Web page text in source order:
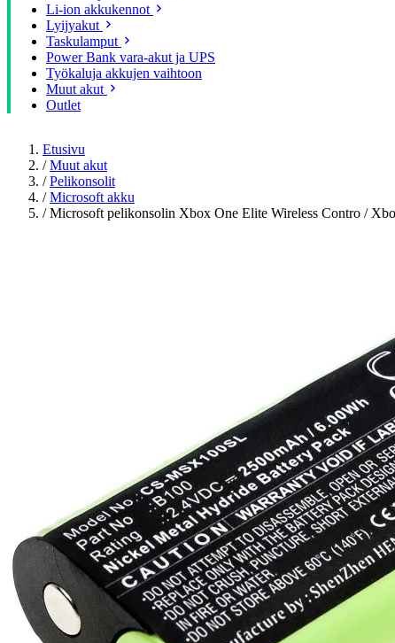
Li-ion akkukennot
Lyijyakut
Taskulamput
Power Bank vara-akut ja UPS
Työkaluja akkujen vaihtoon
Muut akut
Outlet
Etusivu
/ Muut akut
/ Pelikonsolit
/ Microsoft akku
/ Microsoft pelikonsolin Xbox One Elite Wireless Contro /